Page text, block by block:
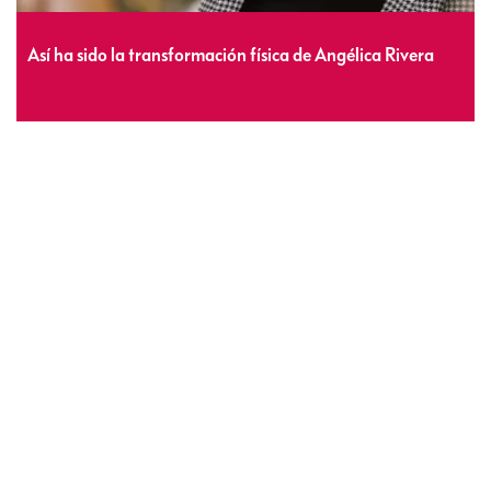
Así ha sido la transformación física de Angélica Rivera